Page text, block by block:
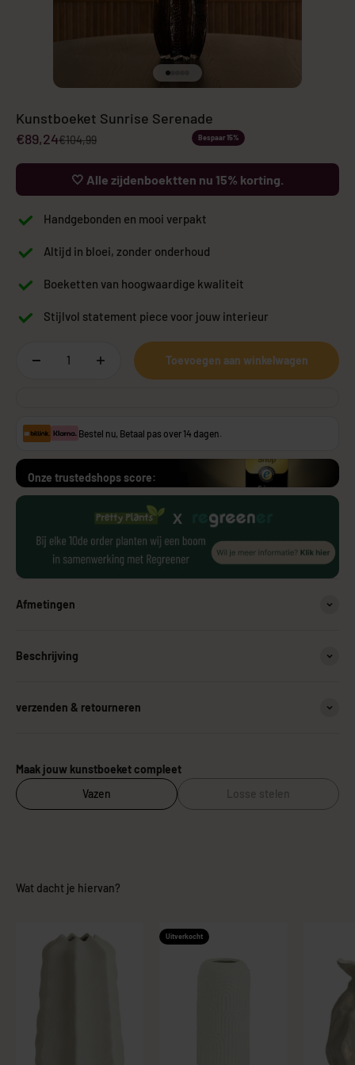
Naar artikel 1
Naar artikel 2
Naar artikel 3
Naar artikel 4
Naar artikel 5
Kunstboeket Sunrise Serenade
Aanbiedingsprijs
€89,24Normale prijs
€104,99 Bespaar 15%
🤍 Alle zijdenboektten nu 15% korting.
Handgebonden en mooi verpakt
Altijd in bloei, zonder onderhoud
Boeketten van hoogwaardige kwaliteit
Stijlvol statement piece voor jouw interieur
Toevoegen aan winkelwagen
Bestel nu, Betaal pas over 14 dagen.
Onze trustedshops score:
Afmetingen
Beschrijving
verzenden & retourneren
Maak jouw kunstboeket compleet
Vazen
Losse stelen
Wat dacht je hiervan?
Uitverkocht